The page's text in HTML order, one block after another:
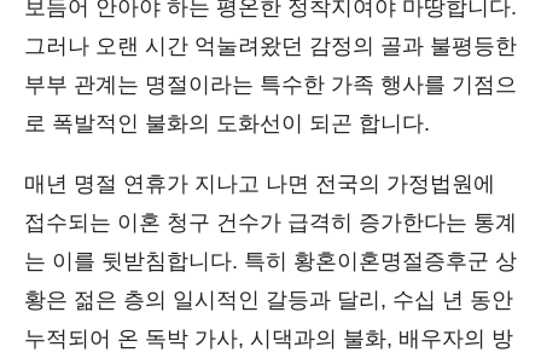
보듬어 안아야 하는 평온한 정착지여야 마땅합니다.
그러나 오랜 시간 억눌려왔던 감정의 골과 불평등한
부부 관계는 명절이라는 특수한 가족 행사를 기점으
로 폭발적인 불화의 도화선이 되곤 합니다.
매년 명절 연휴가 지나고 나면 전국의 가정법원에
접수되는 이혼 청구 건수가 급격히 증가한다는 통계
는 이를 뒷받침합니다. 특히 황혼이혼명절증후군 상
황은 젊은 층의 일시적인 갈등과 달리, 수십 년 동안
누적되어 온 독박 가사, 시댁과의 불화, 배우자의 방